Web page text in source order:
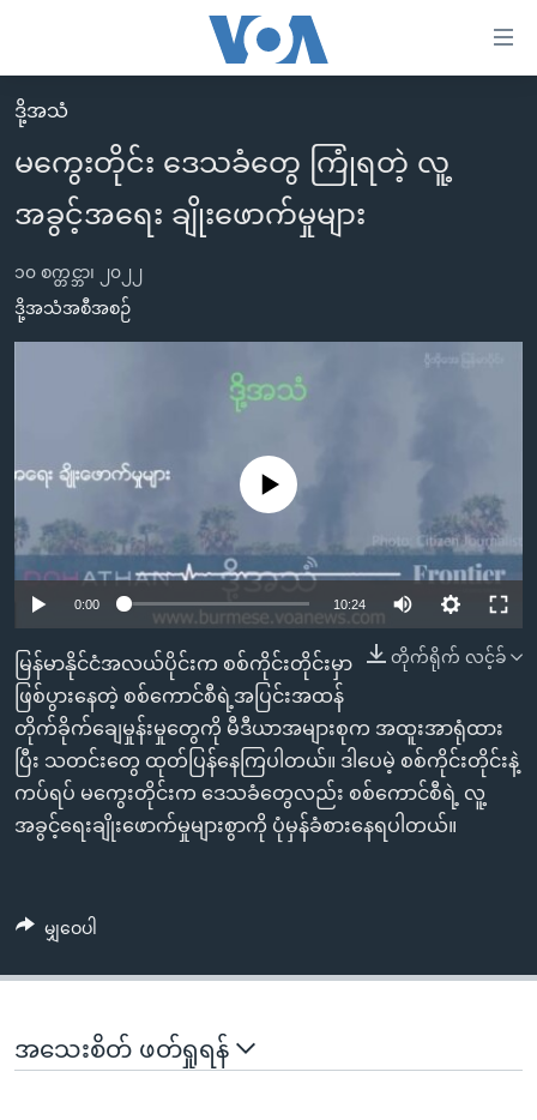
လွယ်ကူ
စေ
Link
များ
ပင်မ
ရန်
အ
ညွန်း
စာမျက်နှာ
ကျော်
ကြည့်
ရန်
ရှာဖွေ
ရန်
နေရာ
ရန်
မူလစာမျက်နှာ
မြန်မာ
ကမ္ဘာ့သတင်းများ
အမေရိကန်
တရုတ်
သတင်းလွတ်လပ်ခွင့်
ရပ်ဝန်းတခု လမ်းတခု အလွန်
မကြေးမုံရဲ့ အင်္ဂလိပ်စာ
ရုပ်ရှင်ထဲက အင်္ဂလိပ်စာ
သုတပဒေသာ အင်္ဂလိပ်စာ
ရေဒီယို
ရေဒီယိုနှင့်ရုပ်သံ အချက်အလက်များ
ရေဒီယို/တီဗွီအစီအစဉ်
Learning English
ဘာသာစကားများ
ဒို့အသံ
မကွေးတိုင်း ဒေသခံတွေ ကြုံရတဲ့ လူ့
အခွင့်အရေး ချိုးဖောက်မှုများ
၁၀ စက္တင္ဘာ၊ ၂၀၂၂
ဒို့အသံအစီအစဉ်
No media source currently available
0:00 10:24
တိုက်ရိုက် လင့်ခ်
မြန်မာနိုင်ငံအလယ်ပိုင်းက စစ်ကိုင်းတိုင်းမှာ
ဖြစ်ပွားနေတဲ့ စစ်ကောင်စီရဲ့အပြင်းအထန်
တိုက်ခိုက်ချေမှုန်းမှုတွေကို မီဒီယာအများစုက အထူးအာရုံထား
ပြီး သတင်းတွေ ထုတ်ပြန်နေကြပါတယ်။ ဒါပေမဲ့ စစ်ကိုင်းတိုင်းနဲ့
ကပ်ရပ် မကွေးတိုင်းက ဒေသခံတွေလည်း စစ်ကောင်စီရဲ့ လူ့
အခွင့်ရေးချိုးဖောက်မှုများစွာကို ပုံမှန်ခံစားနေရပါတယ်။
မျှဝေပါ
အသေးစိတ် ဖတ်ရှုရန်